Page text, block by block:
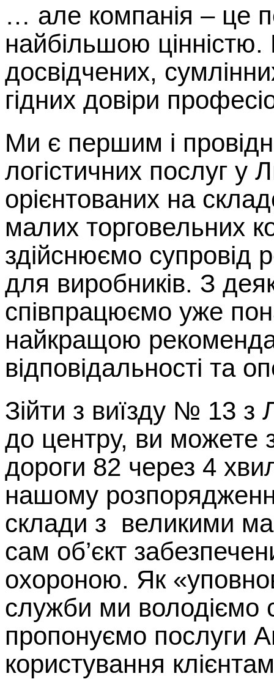
… але компанія – це
найбільшою
досвідчених,
гідних довіри
Ми є першим і
логістичних послуг у
орієнтованих на
малих торговельних
здійснюємо супровід
для виробників. З
співпрацюємо уже
найкращою
відповідальності та
Зійти з виїзду № 13 з
до центру, ви можете
дороги 82 через 4
нашому
склади з великими
сам об’єкт
охороною. Як
служби ми володіємо
пропонуємо послуги
користування